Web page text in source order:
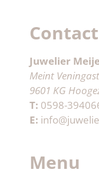
Contact
Juwelier
Meint
9601 KG
T: 0598-
E:
Menu